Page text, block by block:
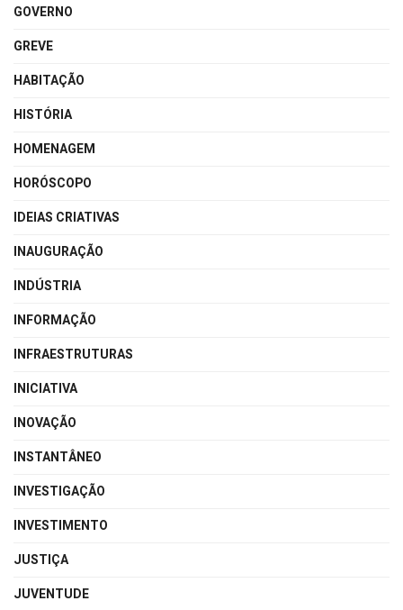
GOVERNO
GREVE
HABITAÇÃO
HISTÓRIA
HOMENAGEM
HORÓSCOPO
IDEIAS CRIATIVAS
INAUGURAÇÃO
INDÚSTRIA
INFORMAÇÃO
INFRAESTRUTURAS
INICIATIVA
INOVAÇÃO
INSTANTÂNEO
INVESTIGAÇÃO
INVESTIMENTO
JUSTIÇA
JUVENTUDE